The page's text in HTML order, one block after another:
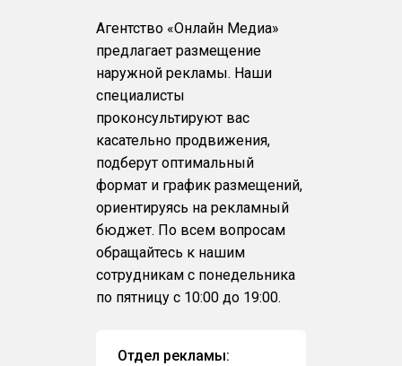
Агентство «Онлайн Медиа»
предлагает размещение
наружной рекламы. Наши
специалисты
проконсультируют вас
касательно продвижения,
подберут оптимальный
формат и график размещений,
ориентируясь на рекламный
бюджет. По всем вопросам
обращайтесь к нашим
сотрудникам с понедельника
по пятницу с 10:00 до 19:00.
Отдел рекламы: